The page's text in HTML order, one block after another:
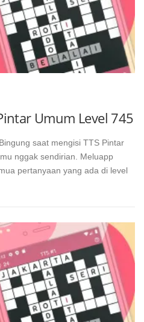
Umum Level 745
saat mengisi TTS Pintar
nggak sendirian. Meluapp
pertanyaan yang ada di level